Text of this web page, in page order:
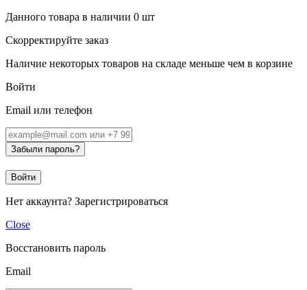
Данного товара в наличии 0 шт
Скорректируйте заказ
Наличие некоторых товаров на складе меньше чем в корзине
Войти
Email или телефон
Забыли пароль?
Войти
Нет аккаунта? Зарегистрироваться
Close
Восстановить пароль
Email